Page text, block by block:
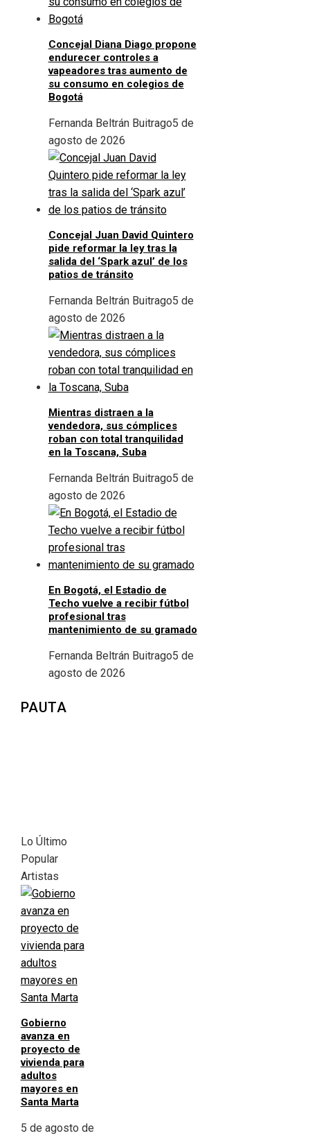
Concejal Diana Diago propone
endurecer controles a
vapeadores tras aumento de
su consumo en colegios de
Bogotá
Fernanda Beltrán Buitrago5 de
agosto de 2026
Concejal Juan David Quintero
pide reformar la ley tras la
salida del ‘Spark azul’ de los
patios de tránsito
Fernanda Beltrán Buitrago5 de
agosto de 2026
Mientras distraen a la
vendedora, sus cómplices
roban con total tranquilidad
en la Toscana, Suba
Fernanda Beltrán Buitrago5 de
agosto de 2026
En Bogotá, el Estadio de
Techo vuelve a recibir fútbol
profesional tras
mantenimiento de su gramado
Fernanda Beltrán Buitrago5 de
agosto de 2026
PAUTA
Lo Último
Popular
Artistas
Gobierno
avanza en
proyecto de
vivienda para
adultos
mayores en
Santa Marta
5 de agosto de